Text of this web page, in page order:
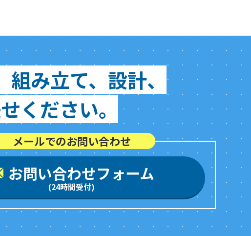
み立て、設計、
ください。
メールでのお問い合わせ
お問い合わせフォーム
(24時間受付)